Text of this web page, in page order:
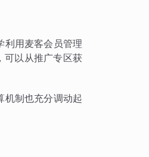
利用麦客会员管理
可以从推广专区获
机制也充分调动起